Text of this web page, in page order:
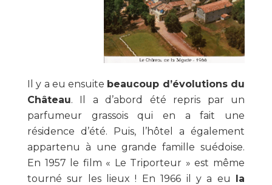
Il y a eu ensuite beaucoup d’évolutions du
Château. Il a d’abord été repris par un
parfumeur grassois qui en a fait une
résidence d’été. Puis, l’hôtel a également
appartenu à une grande famille suédoise.
En 1957 le film « Le Triporteur » est même
tourné sur les lieux ! En 1966 il y a eu la